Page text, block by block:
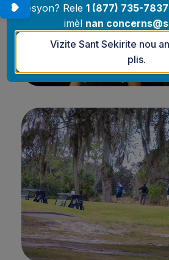
Kesyon? Rele 1 (877) 735-7837
imèl nan
Vizite Sant Sekirite nou
plis.